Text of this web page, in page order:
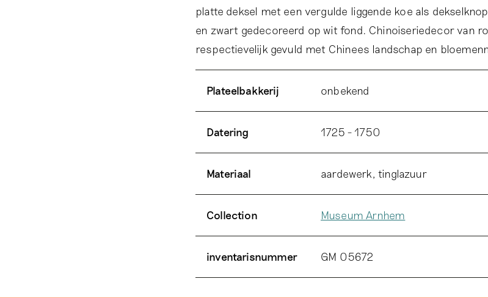
platte deksel met een vergulde liggende koe als
en zwart gedecoreerd op wit fond. Chinoiseriedecor van
respectievelijk gevuld met Chinees landschap en
Plateelbakkerij onbekend
Datering 1725 - 1750
Materiaal aardewerk, tinglazuur
Collection Museum Arnhem
inventarisnummer GM 05672